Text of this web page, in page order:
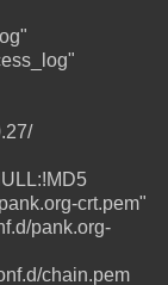
crt.pem"
pank.org-
chain.pem